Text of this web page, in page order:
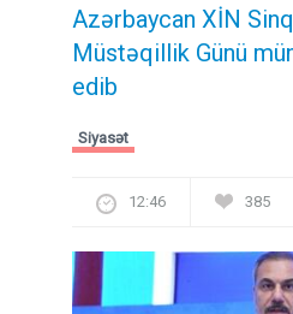
Azərbaycan XİN
Müstəqillik Günü
edib
Siyasət
12:46 385